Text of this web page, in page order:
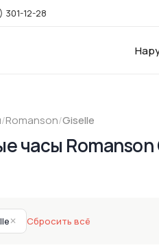
301-12-28
/Romanson/Giselle
часы Romanson
✕ Сбросить всё